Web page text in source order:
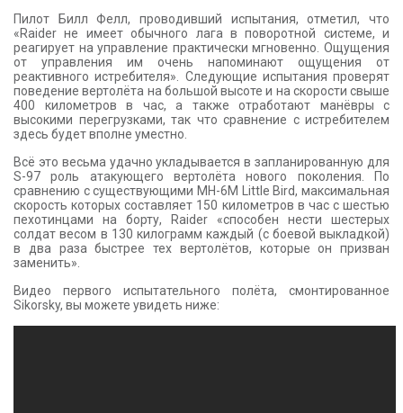
Пилот Билл Фелл, проводивший испытания, отметил, что
«Raider не имеет обычного лага в поворотной системе, и
реагирует на управление практически мгновенно. Ощущения
от управления им очень напоминают ощущения от
реактивного истребителя». Следующие испытания проверят
поведение вертолёта на большой высоте и на скорости свыше
400 километров в час, а также отработают манёвры с
высокими перегрузками, так что сравнение с истребителем
здесь будет вполне уместно.
Всё это весьма удачно укладывается в запланированную для
S-97 роль атакующего вертолёта нового поколения. По
сравнению с существующими MH­-6M Little Bird, максимальная
скорость которых составляет 150 километров в час с шестью
пехотинцами на борту, Raider «способен нести шестерых
солдат весом в 130 килограмм каждый (с боевой выкладкой)
в два раза быстрее тех вертолётов, которые он призван
заменить».
Видео первого испытательного полёта, смонтированное
Sikorsky, вы можете увидеть ниже: